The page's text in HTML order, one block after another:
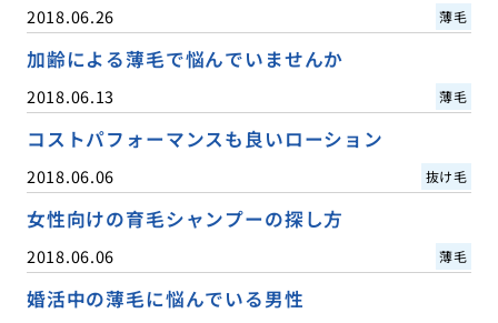
2018.06.26 薄毛
加齢による薄毛で悩んでいませんか
2018.06.13 薄毛
コストパフォーマンスも良いローション
2018.06.06 抜け毛
女性向けの育毛シャンプーの探し方
2018.06.06 薄毛
婚活中の薄毛に悩んでいる男性